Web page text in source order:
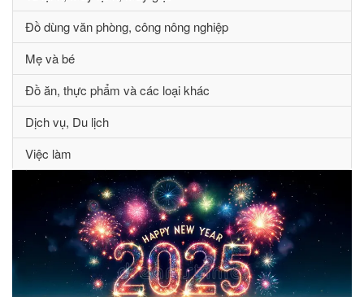
Đồ dùng văn phòng, công nông nghiệp
Mẹ và bé
Đồ ăn, thực phẩm và các loại khác
Dịch vụ, Du lịch
Việc làm